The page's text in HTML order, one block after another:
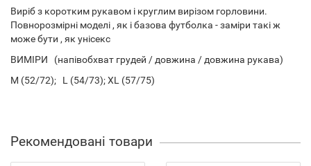
Виріб з коротким рукавом і круглим вирізом горловини.
Повнорозмірні моделі , як і базова футболка - заміри такі ж
може бути , як унісекс
ВИМІРИ (напівобхват грудей / довжина / довжина рукава)
M (52/72); L (54/73); XL (57/75)
Рекомендовані товари